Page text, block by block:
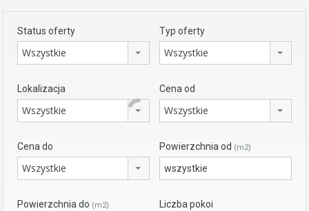
Status oferty
Wszystkie
Typ oferty
Wszystkie
Lokalizacja
Wszystkie
Cena od
Wszystkie
Cena do
Wszystkie
Powierzchnia od (m2)
Powierzchnia do (m2) Liczba pokoi